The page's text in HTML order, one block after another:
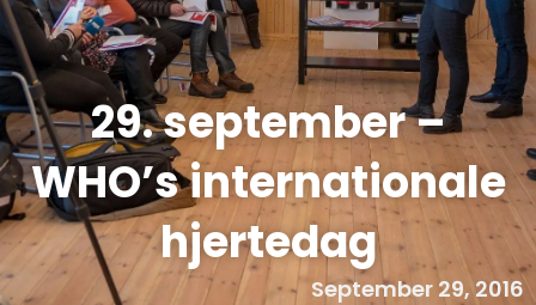
29. september –
WHO’s internationale
hjertedag
September 29, 2016